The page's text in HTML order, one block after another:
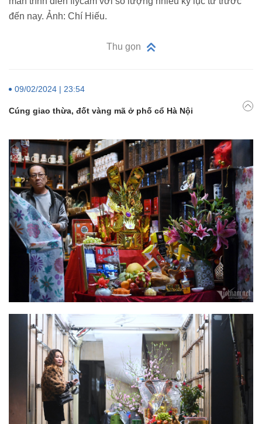
đến nay. Ảnh: Chí Hiếu.
Thu gọn
09/02/2024 | 23:54
Cúng giao thừa, đốt vàng mã ở phố cổ Hà Nội